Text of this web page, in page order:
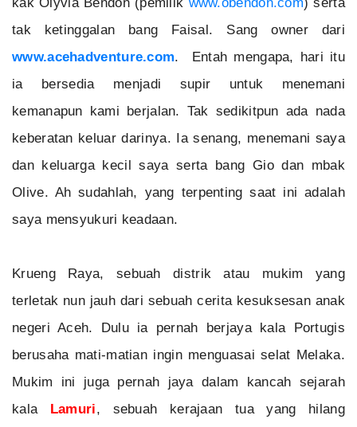
kak Olyvia Bendon (pemilik www.obendon.com) serta
tak ketinggalan bang Faisal. Sang owner dari
www.acehadventure.com. Entah mengapa, hari itu
ia bersedia menjadi supir untuk menemani
kemanapun kami berjalan. Tak sedikitpun ada nada
keberatan keluar darinya. Ia senang, menemani saya
dan keluarga kecil saya serta bang Gio dan mbak
Olive. Ah sudahlah, yang terpenting saat ini adalah
saya mensyukuri keadaan.
Krueng Raya, sebuah distrik atau mukim yang
terletak nun jauh dari sebuah cerita kesuksesan anak
negeri Aceh. Dulu ia pernah berjaya kala Portugis
berusaha mati-matian ingin menguasai selat Melaka.
Mukim ini juga pernah jaya dalam kancah sejarah
kala
Lamuri, sebuah kerajaan tua yang hilang